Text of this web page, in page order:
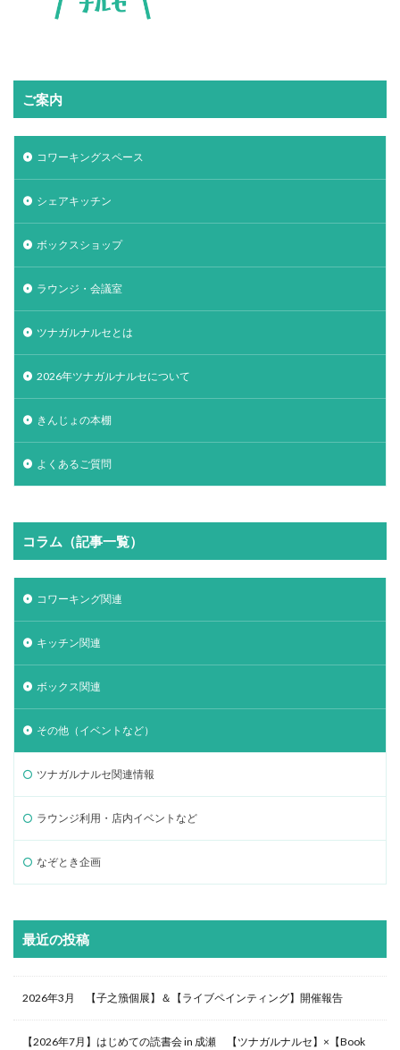
ご案内
コワーキングスペース
シェアキッチン
ボックスショップ
ラウンジ・会議室
ツナガルナルセとは
2026年ツナガルナルセについて
きんじょの本棚
よくあるご質問
コラム（記事一覧）
コワーキング関連
キッチン関連
ボックス関連
その他（イベントなど）
ツナガルナルセ関連情報
ラウンジ利用・店内イベントなど
なぞとき企画
最近の投稿
2026年3月 【子之籏個展】＆【ライブペインティング】開催報告
【2026年7月】はじめての読書会 in 成瀬 【ツナガルナルセ】×【Book